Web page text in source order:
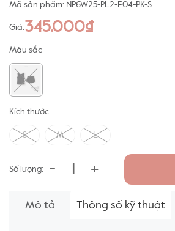
Mã sản phẩm: NP6W25-PL2-F04-PK-S
Giá:345.000₫
Màu sắc
Kích thước
S M L
Số lượng: - +
Mô tả Thông số kỹ thuật